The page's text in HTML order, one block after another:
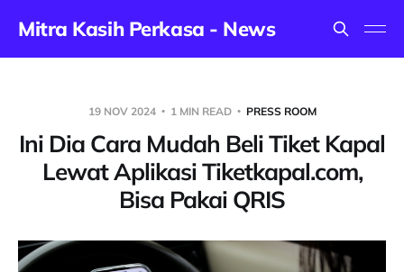
Mitra Kasih Perkasa - News
19 NOV 2024 1 MIN READ PRESS ROOM
Ini Dia Cara Mudah Beli Tiket Kapal
Lewat Aplikasi Tiketkapal.com,
Bisa Pakai QRIS